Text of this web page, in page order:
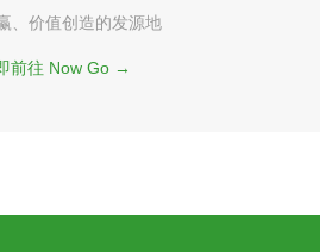
、价值创造的发源地
前往 Now Go →